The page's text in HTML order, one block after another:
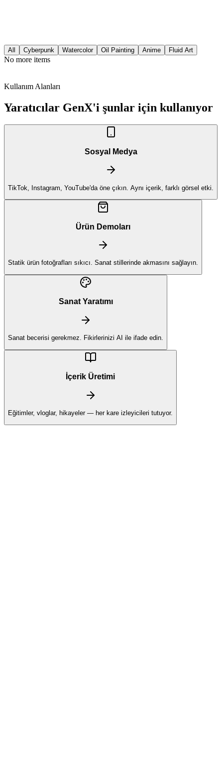
All Cyberpunk Watercolor Oil Painting Anime Fluid Art
No more items
Kullanım Alanları
Yaratıcılar GenX'i şunlar için kullanıyor
Sosyal Medya
TikTok, Instagram, YouTube'da öne çıkın. Aynı içerik, farklı görsel etki.
Ürün Demoları
Statik ürün fotoğrafları sıkıcı. Sanat stillerinde akmasını sağlayın.
Sanat Yaratımı
Sanat becerisi gerekmez. Fikirlerinizi AI ile ifade edin.
İçerik Üretimi
Eğitimler, vloglar, hikayeler — her kare izleyicileri tutuyor.